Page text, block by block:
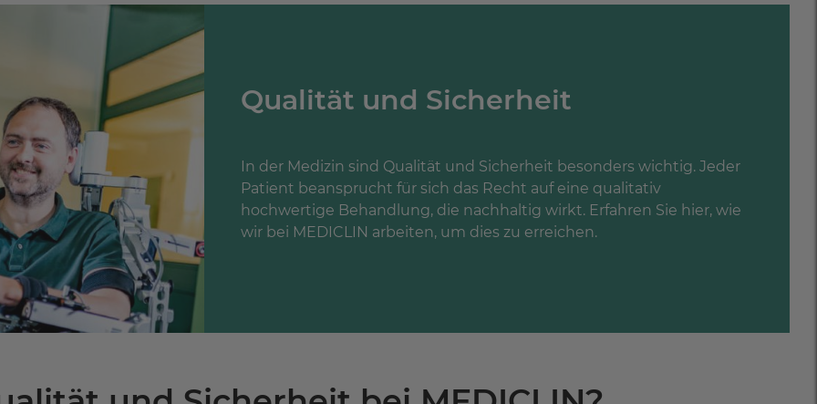
Qualität und Sicherheit
In der Medizin sind Qualität und Sicherheit besonders wichtig. Jeder
Patient beansprucht für sich das Recht auf eine qualitativ
hochwertige Behandlung, die nachhaltig wirkt. Erfahren Sie hier, wie
wir bei MEDICLIN arbeiten, um dies zu erreichen.